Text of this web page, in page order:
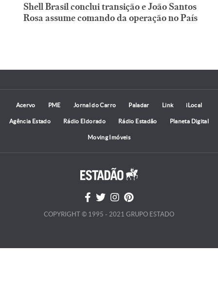
Shell Brasil conclui transição e João Santos
Rosa assume comando da operação no País
Acervo PME Jornal do Carro Paladar Link iLocal
Agência Estado Rádio Eldorado Rádio Estadão Planeta Digital
Moving Imóveis
COPYRIGHT © 1995 - 2021 GRUPO ESTADO